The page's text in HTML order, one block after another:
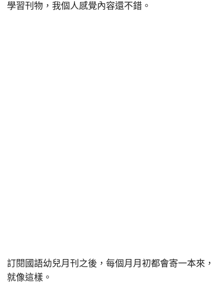
學習刊物，我個人感覺內容還不錯。
訂閱國語幼兒月刊之後，每個月月初都會寄一本來，
就像這樣。